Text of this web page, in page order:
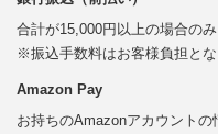
合計が15,000円以上の場合の
※振込手数料はお客様負担とな
Amazon Pay
お持ちのAmazonアカウントの